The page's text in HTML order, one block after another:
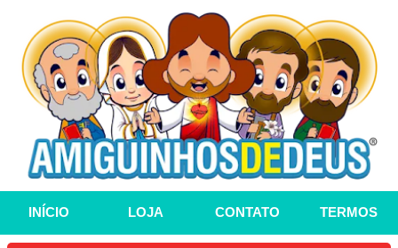
INÍCIO LOJA CONTATO TERMOS